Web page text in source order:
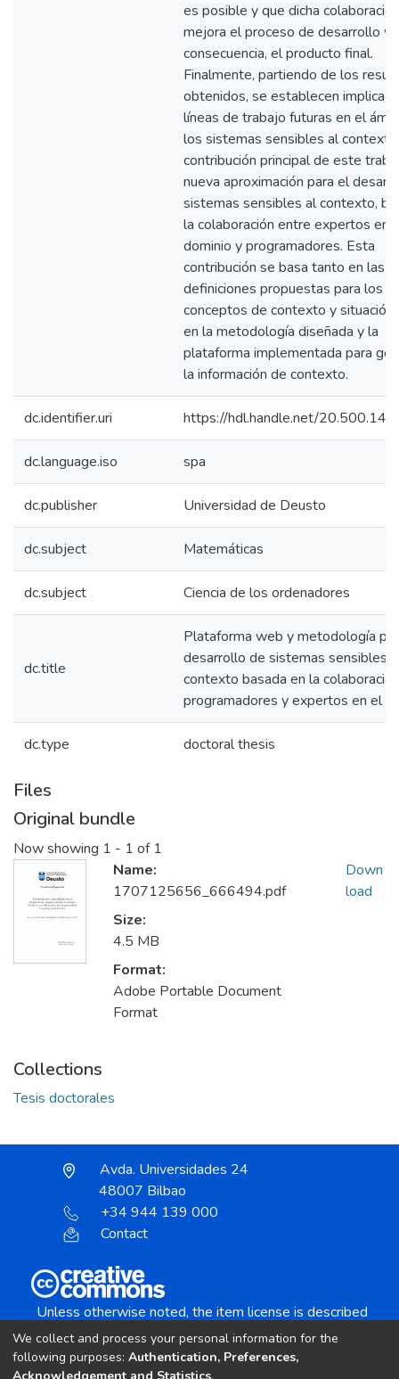
es posible y que dicha colaboración
mejora el proceso de desarrollo y
consecuencia, el producto final.
Finalmente, partiendo de los
obtenidos, se establecen
líneas de trabajo futuras en el
los sistemas sensibles al
contribución principal de este
nueva aproximación para el
sistemas sensibles al contexto,
la colaboración entre expertos en
dominio y programadores. Esta
contribución se basa tanto en las
definiciones propuestas para los
conceptos de contexto y
en la metodología diseñada y la
plataforma implementada para
la información de contexto.
dc.identifier.uri https://hdl.handle.net/
dc.language.iso spa
dc.publisher Universidad de Deusto
dc.subject Matemáticas
dc.subject Ciencia de los ordenadores
dc.title
Plataforma web y metodología
desarrollo de sistemas sensibles
contexto basada en la
programadores y expertos en el
dc.type doctoral thesis
Files
Original bundle
Now showing 1 - 1 of 1
Name:
1707125656_666494.pdf
Size:
4.5 MB
Format:
Adobe Portable Document
Format
Down
load
Collections
Tesis doctorales
Avda. Universidades 24
48007 Bilbao
+34 944 139 000
Contact
Unless otherwise noted, the item license is described
Creative Commons Attribution-NonCommercial-
We collect and process your personal information for the
following purposes: Authentication, Preferences,